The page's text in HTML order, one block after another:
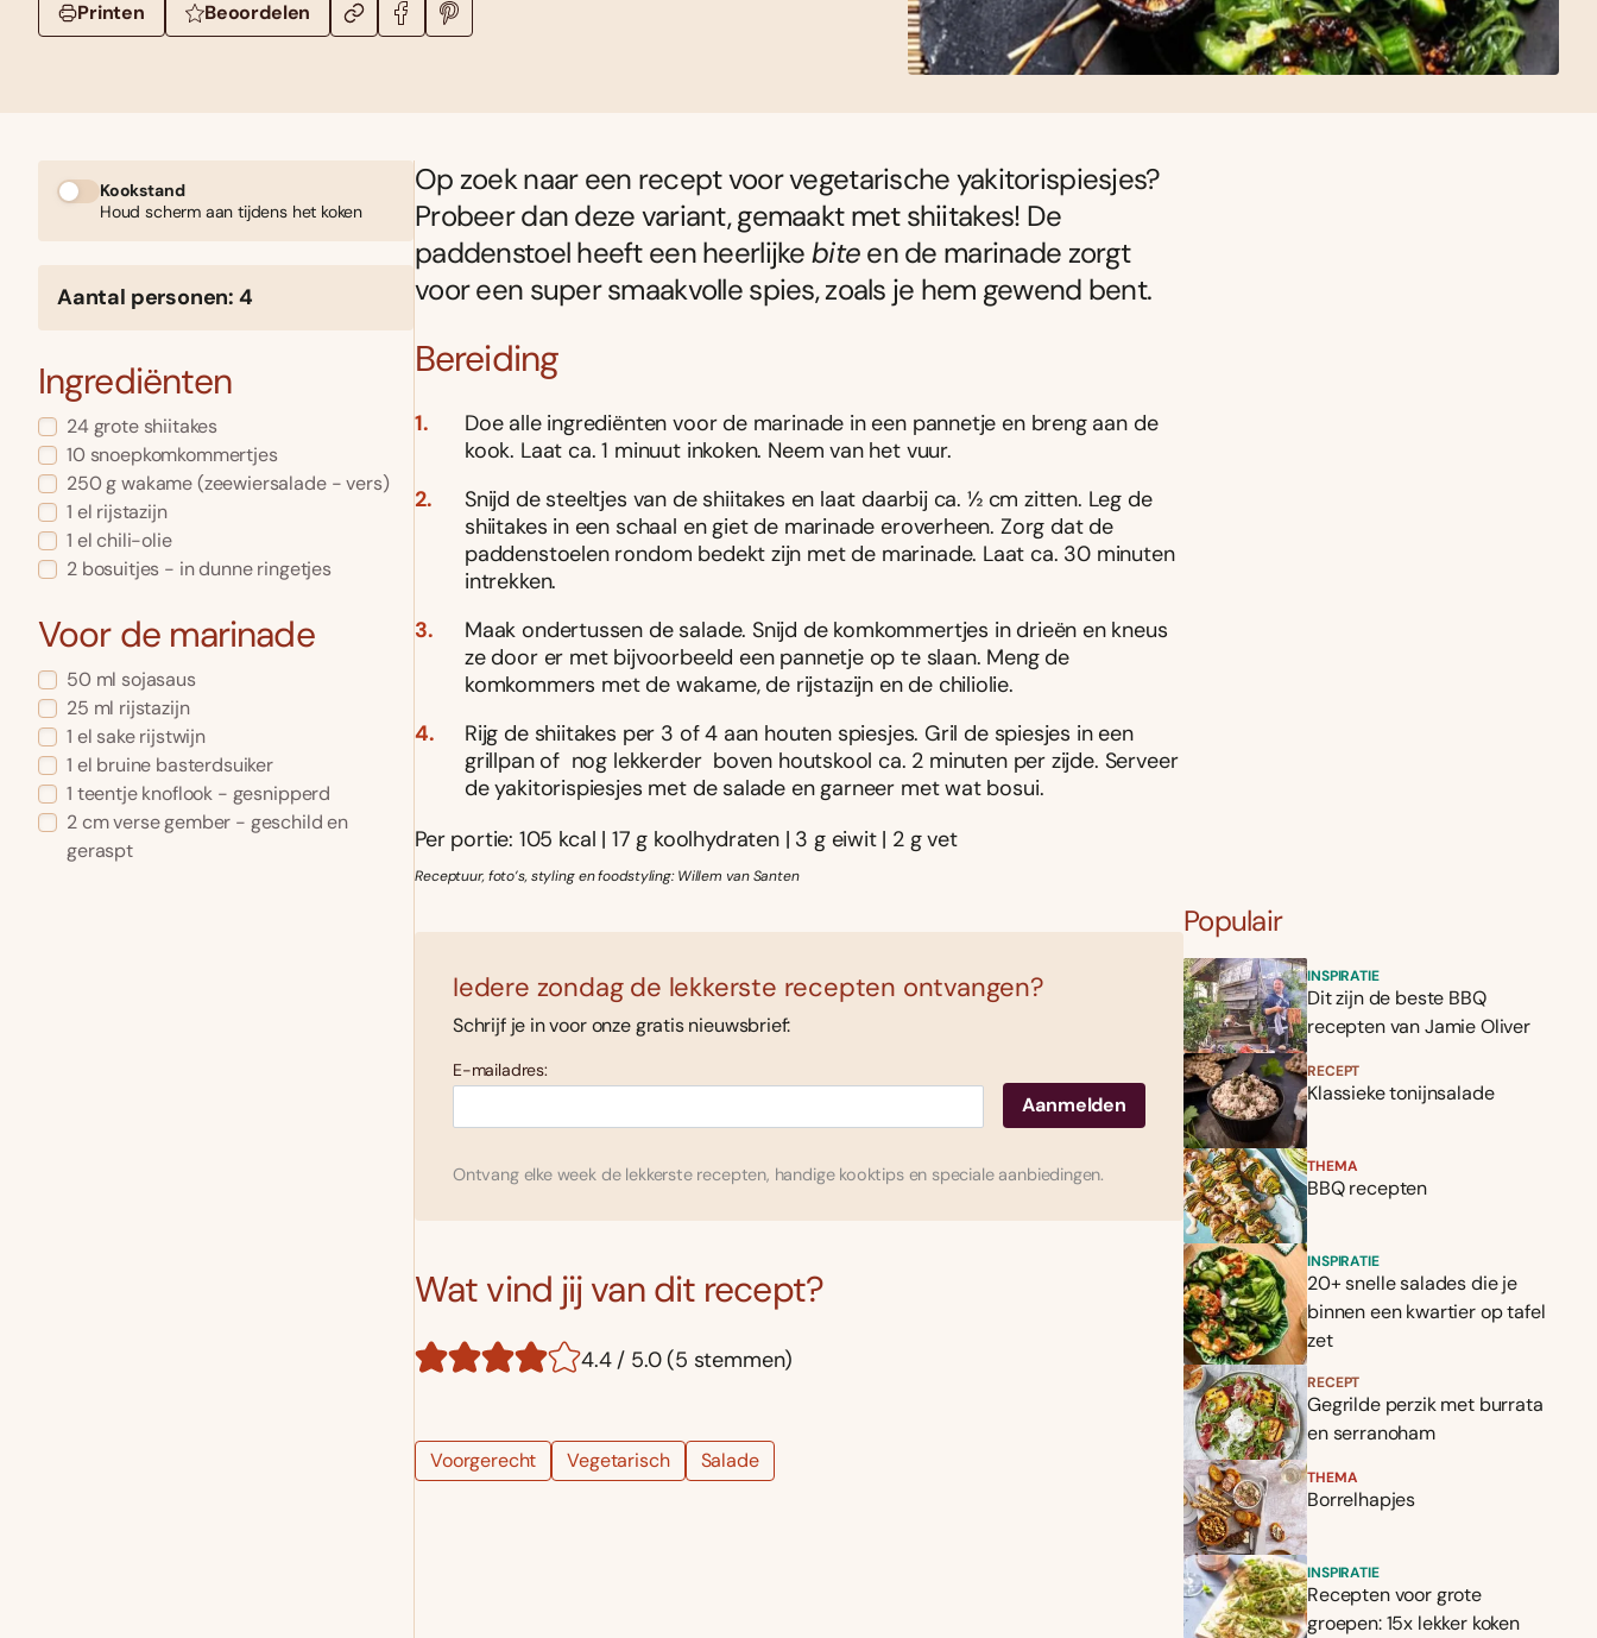
Printen Beoordelen
Kookstand
Houd scherm aan tijdens het koken
Aantal personen: 4
Ingrediënten
24 grote shiitakes
10 snoepkomkommertjes
250 g wakame (zeewiersalade - vers)
1 el rijstazijn
1 el chili-olie
2 bosuitjes - in dunne ringetjes
Voor de marinade
50 ml sojasaus
25 ml rijstazijn
1 el sake rijstwijn
1 el bruine basterdsuiker
1 teentje knoflook - gesnipperd
2 cm verse gember - geschild en
geraspt
Op zoek naar een recept voor vegetarische yakitorispiesjes?
Probeer dan deze variant, gemaakt met shiitakes! De
paddenstoel heeft een heerlijkebiteen de marinade zorgt
voor een super smaakvolle spies, zoals je hem gewend bent.
Bereiding
Doe alle ingrediënten voor de marinade in een pannetje en breng aan de
kook. Laat ca. 1 minuut inkoken. Neem van het vuur.
Snijd de steeltjes van de shiitakes en laat daarbij ca. ½ cm zitten. Leg de
shiitakes in een schaal en giet de marinade eroverheen. Zorg dat de
paddenstoelen rondom bedekt zijn met de marinade. Laat ca. 30 minuten
intrekken.
Maak ondertussen de salade. Snijd de komkommertjes in drieën en kneus
ze door er met bijvoorbeeld een pannetje op te slaan. Meng de
komkommers met de wakame, de rijstazijn en de chili­olie.
Rijg de shiitakes per 3 of 4 aan houten spiesjes. Gril de spiesjes in een
grillpan of ­ nog lekkerder ­ boven houtskool ca. 2 minuten per zijde. Serveer
de yakitorispiesjes met de salade en garneer met wat bosui.
Per portie: 105 kcal | 17 g koolhydraten | 3 g eiwit | 2 g vet
Receptuur, foto’s, styling en foodstyling: Willem van Santen
Iedere zondag de lekkerste recepten ontvangen?
Schrijf je in voor onze gratis nieuwsbrief:
E-mailadres:
Ontvang elke week de lekkerste recepten, handige kooktips en speciale aanbiedingen.
Wat vind jij van dit recept?
4.4 / 5.0 (5 stemmen)
Voorgerecht Vegetarisch Salade
Populair
INSPIRATIE
Dit zijn de beste BBQ
recepten van Jamie Oliver
RECEPT
Klassieke tonijnsalade
THEMA
BBQ recepten
INSPIRATIE
20+ snelle salades die je
binnen een kwartier op tafel
zet
RECEPT
Gegrilde perzik met burrata
en serranoham
THEMA
Borrelhapjes
INSPIRATIE
Recepten voor grote
groepen: 15x lekker koken